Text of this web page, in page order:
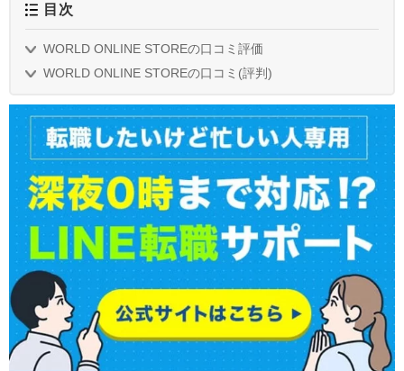
目次
WORLD ONLINE STOREの口コミ評価
WORLD ONLINE STOREの口コミ(評判)